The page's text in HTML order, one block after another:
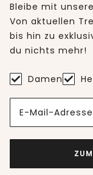
Bleibe mit
Von aktuellen
bis hin zu
du nichts mehr!
Damen
E-Mail-